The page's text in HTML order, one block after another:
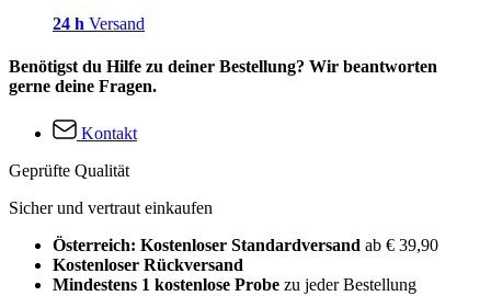
24 h Versand
Benötigst du Hilfe zu deiner Bestellung? Wir beantworten
gerne deine Fragen.
Kontakt
Geprüfte Qualität
Sicher und vertraut einkaufen
Österreich: Kostenloser Standardversand ab € 39,90
Kostenloser Rückversand
Mindestens 1 kostenlose Probe zu jeder Bestellung